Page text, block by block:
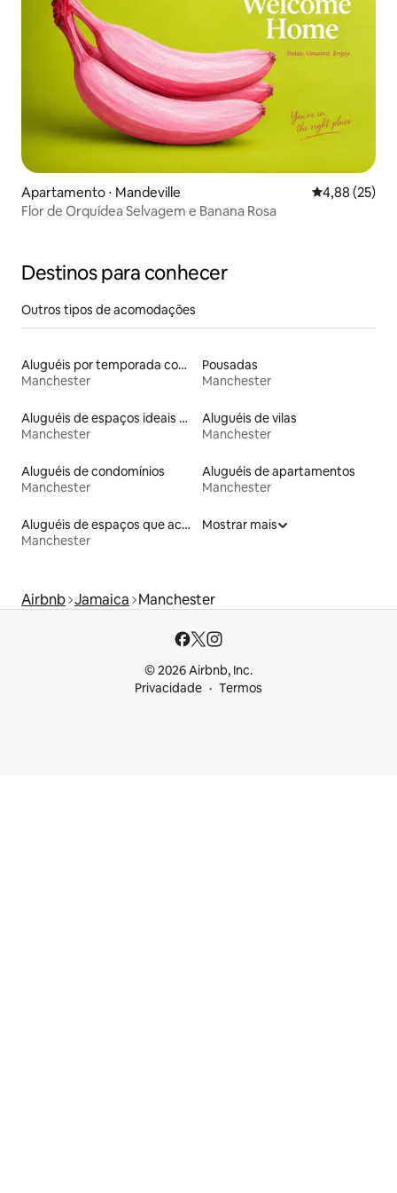
Apartamento ⋅ Mandeville 4,88 de uma
4,88 (25)
Flor de Orquídea Selvagem e Banana Rosa
Destinos para conhecer
Outros tipos de acomodações
Aluguéis por temporada com suítes privativas
Manchester
Pousadas
Manchester
Aluguéis de espaços ideais para famílias
Manchester
Aluguéis de vilas
Manchester
Aluguéis de condomínios
Manchester
Aluguéis de apartamentos
Manchester
Aluguéis de espaços que aceitam animais de estimação
Manchester
Mostrar mais
Airbnb Jamaica Manchester
© 2026 Airbnb, Inc.
Privacidade
Termos